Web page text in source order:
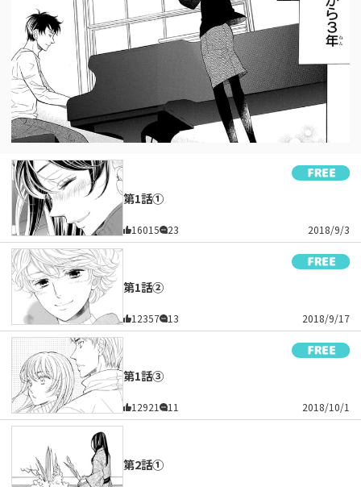
第1話①
16015 23 2018/9/3
第1話②
12357 13 2018/9/17
第1話③
12921 11 2018/10/1
第2話①